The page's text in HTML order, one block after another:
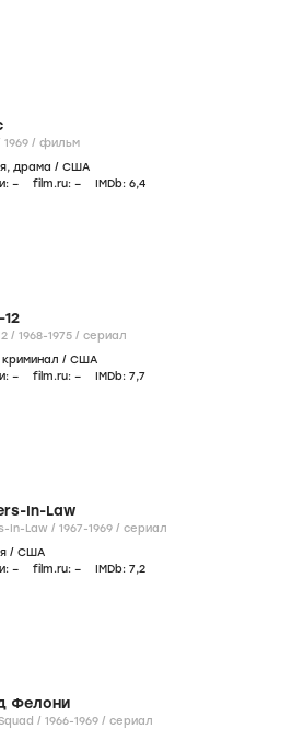
1969 / фильм
, драма / США
– film.ru: – IMDb: 6,4
Adam-12 / 1968-1975 / сериал
криминал / США
– film.ru: – IMDb: 7,7
In-Law
Mothers-In-Law / 1967-1969 / сериал
/ США
– film.ru: – IMDb: 7,2
Фелони
Felony Squad / 1966-1969 / сериал